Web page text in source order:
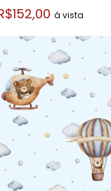
á vista